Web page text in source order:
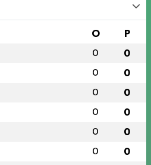
O P
0 0
0 0
0 0
0 0
0 0
0 0